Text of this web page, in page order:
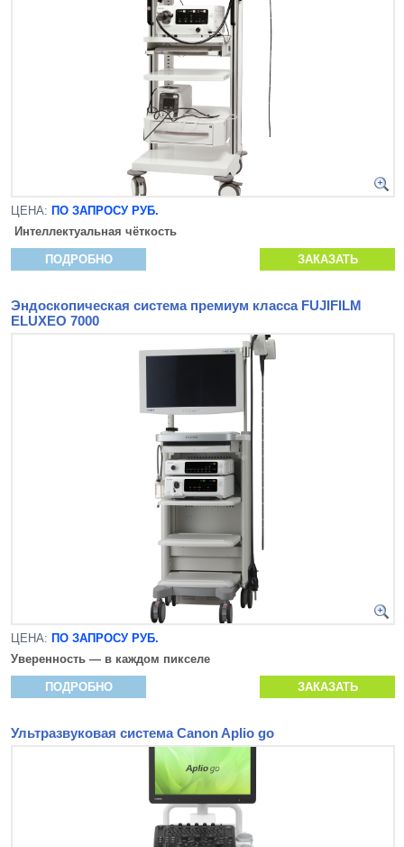
ЦЕНА: ПО ЗАПРОСУ РУБ.
Интеллектуальная чёткость
ПОДРОБНО ЗАКАЗАТЬ
Эндоскопическая система премиум класса FUJIFILM
ELUXEO 7000
ЦЕНА: ПО ЗАПРОСУ РУБ.
Уверенность — в каждом пикселе
ПОДРОБНО ЗАКАЗАТЬ
Ультразвуковая система Canon Aplio go